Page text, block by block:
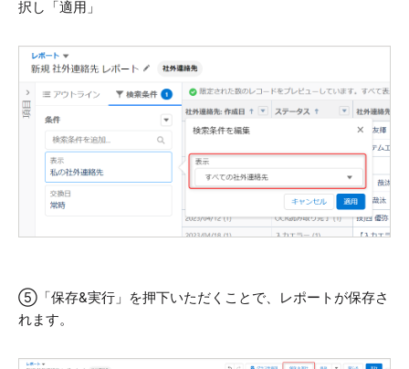
択し「適用」
⑤ 「保存&実行」を押下いただくことで、レポートが保存さ
れます。